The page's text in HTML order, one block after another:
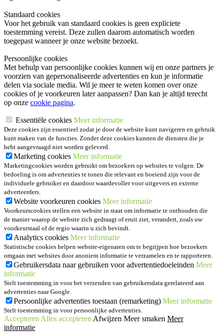
Standaard cookies
Voor het gebruik van standaard cookies is geen expliciete
toestemming vereist. Deze zullen daarom automatisch worden
toegepast wanneer je onze website bezoekt.
Persoonlijke cookies
Met behulp van persoonlijke cookies kunnen wij en onze partners je
voorzien van gepersonaliseerde advertenties en kun je informatie
delen via sociale media. Wil je meer te weten komen over onze
cookies of je voorkeuren later aanpassen? Dan kan je altijd terecht
op onze cookie pagina.
Essentiële cookies Meer informatie
Deze cookies zijn essentieel zodat je door de website kunt navigeren en gebruik
kunt maken van de functies. Zonder deze cookies kunnen de diensten die je
hebt aangevraagd niet worden geleverd.
Marketing cookies Meer informatie
Marketingcookies worden gebruikt om bezoekers op websites te volgen. De
bedoeling is om advertenties te tonen die relevant en boeiend zijn voor de
individuele gebruiker en daardoor waardevoller voor uitgevers en externe
adverteerders.
Website voorkeuren cookies Meer informatie
Voorkeurscookies stellen een website in staat om informatie te onthouden die
de manier waarop de website zich gedraagt of eruit ziet, verandert, zoals uw
voorkeurstaal of de regio waarin u zich bevindt.
Analytics cookies Meer informatie
Statistische cookies helpen website-eigenaren om te begrijpen hoe bezoekers
omgaan met websites door anoniem informatie te verzamelen en te rapporteren.
Gebruikersdata naar gebruiken voor advertentiedoeleinden Meer
informatie
Stelt toestemming in voor het verzenden van gebruikersdata gerelateerd aan
advertenties naar Google.
Persoonlijke advertenties toestaan (remarketing) Meer informatie
Stelt toestemming in voor persoonlijke advertenties.
Accepteren Alles accepteren Afwijzen Meer smaken Meer
informatie